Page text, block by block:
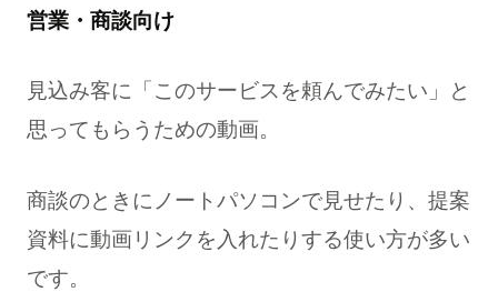
営業・商談向け
見込み客に「このサービスを頼んでみたい」と
思ってもらうための動画。
商談のときにノートパソコンで見せたり、提案
資料に動画リンクを入れたりする使い方が多い
です。